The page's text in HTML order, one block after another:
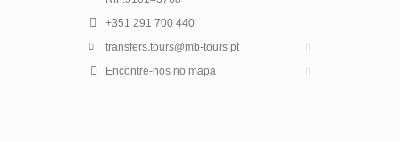
+351 291 700 440
transfers.tours@mb-tours.pt
Encontre-nos no mapa